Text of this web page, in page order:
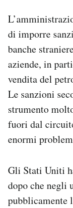
di imporre
banche
aziende, in
vendita del
Le sanzioni
strumento
fuori dal
enormi
Gli Stati Uniti
dopo che negli
pubblicamente